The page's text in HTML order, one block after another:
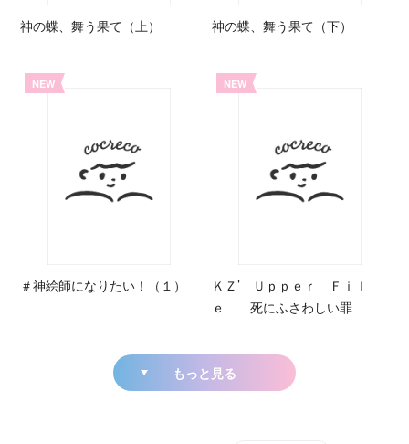
神の蝶、舞う果て（上） 神の蝶、舞う果て（下）
NEW
＃神絵師になりたい！（１）
NEW
ＫＺ’ Ｕｐｐｅｒ Ｆｉｌ
ｅ 死にふさわしい罪
もっと見る